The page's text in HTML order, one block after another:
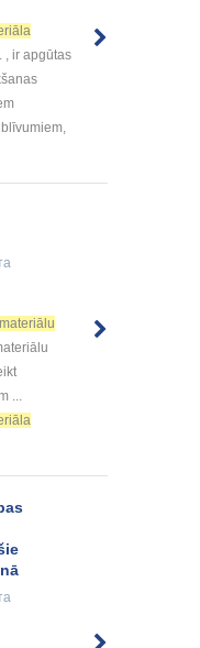
, ir apgūtas
blīvumiem,
materiālu
...